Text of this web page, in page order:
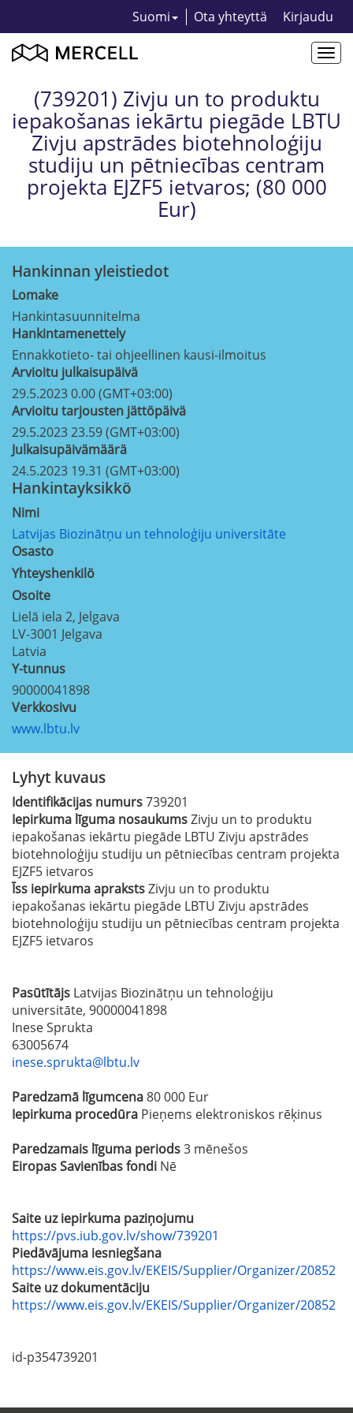
Suomi Ota yhteyttä Kirjaudu
(739201) Zivju un to produktu
iepakošanas iekārtu piegāde LBTU
Zivju apstrādes biotehnoloģiju
studiju un pētniecības centram
projekta EJZF5 ietvaros; (80 000
Eur)
Hankinnan yleistiedot
Lomake
Hankintasuunnitelma
Hankintamenettely
Ennakkotieto- tai ohjeellinen kausi-ilmoitus
Arvioitu julkaisupäivä
29.5.2023 0.00 (GMT+03:00)
Arvioitu tarjousten jättöpäivä
29.5.2023 23.59 (GMT+03:00)
Julkaisupäivämäärä
24.5.2023 19.31 (GMT+03:00)
Hankintayksikkö
Nimi
Latvijas Biozinātņu un tehnoloģiju universitāte
Osasto
Yhteyshenkilö
Osoite
Lielā iela 2, Jelgava
LV-3001 Jelgava
Latvia
Y-tunnus
90000041898
Verkkosivu
www.lbtu.lv
Lyhyt kuvaus
Identifikācijas numurs739201
Iepirkuma līguma nosaukumsZivju un to produktu
iepakošanas iekārtu piegāde LBTU Zivju apstrādes
biotehnoloģiju studiju un pētniecības centram projekta
EJZF5 ietvaros
Īss iepirkuma aprakstsZivju un to produktu
iepakošanas iekārtu piegāde LBTU Zivju apstrādes
biotehnoloģiju studiju un pētniecības centram projekta
EJZF5 ietvaros
Pasūtītājs Latvijas Biozinātņu un tehnoloģiju
universitāte, 90000041898
Inese Sprukta
63005674
inese.sprukta@lbtu.lv
Paredzamā līgumcena80 000 Eur
Iepirkuma procedūra Pieņems elektroniskos rēķinus
Paredzamais līguma periods3 mēnešos
Eiropas Savienības fondi Nē
Saite uz iepirkuma paziņojumu
https://pvs.iub.gov.lv/show/739201
Piedāvājuma iesniegšana
https://www.eis.gov.lv/EKEIS/Supplier/Organizer/20852
Saite uz dokumentāciju
https://www.eis.gov.lv/EKEIS/Supplier/Organizer/20852
id-p354739201